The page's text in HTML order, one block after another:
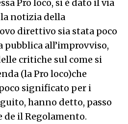
Pro loco, si è dato il via
notizia della
direttivo sia stata poco
pubblica all’improvviso,
critiche sul come si
(la Pro loco)che
significato per i
hanno detto, passo
de il Regolamento.